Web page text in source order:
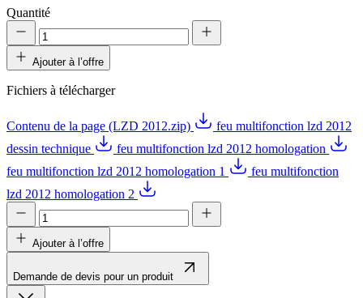
Quantité
Ajouter à l’offre
Fichiers à télécharger
Contenu de la page (LZD 2012.zip)
feu multifonction lzd 2012
dessin technique
feu multifonction lzd 2012 homologation
feu multifonction lzd 2012 homologation 1
feu multifonction
lzd 2012 homologation 2
Ajouter à l’offre
Demande de devis pour un produit